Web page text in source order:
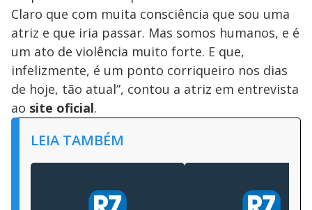
Claro que com muita consciência que sou uma
atriz e que iria passar. Mas somos humanos, e é
um ato de violência muito forte. E que,
infelizmente, é um ponto corriqueiro nos dias
de hoje, tão atual”, contou a atriz em entrevista
ao site oficial.
LEIA TAMBÉM